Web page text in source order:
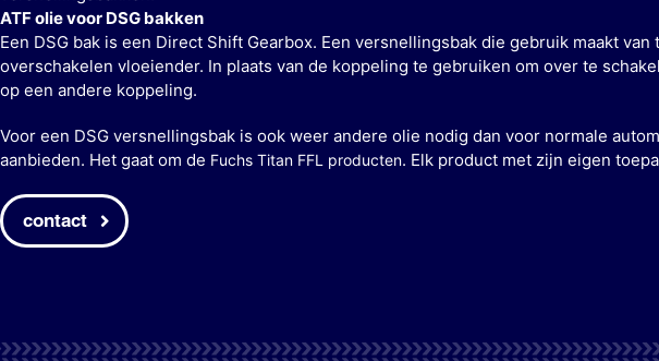
ATF olie voor DSG bakken
Een DSG bak is een Direct Shift Gearbox. Een versnellingsbak die gebruik maakt
overschakelen vloeiender. In plaats van de koppeling te gebruiken om over te
op een andere koppeling.
Voor een DSG versnellingsbak is ook weer andere olie nodig dan voor normale
aanbieden. Het gaat om de Fuchs Titan FFL producten. Elk product met zijn eigen
contact